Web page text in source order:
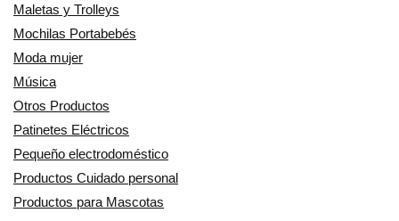
Maletas y Trolleys
Mochilas Portabebés
Moda mujer
Música
Otros Productos
Patinetes Eléctricos
Pequeño electrodoméstico
Productos Cuidado personal
Productos para Mascotas